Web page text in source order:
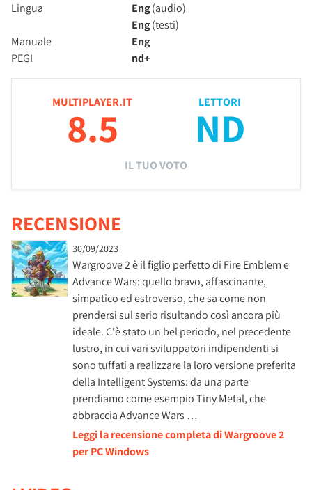
Lingua
Eng(audio)
Eng(testi)
Manuale
Eng
PEGI
nd+
MULTIPLAYER.IT
8.5
LETTORI
ND
IL TUO VOTO
RECENSIONE
30/09/2023
Wargroove 2 è il figlio perfetto di Fire Emblem e
Advance Wars: quello bravo, affascinante,
simpatico ed estroverso, che sa come non
prendersi sul serio risultando così ancora più
ideale. C'è stato un bel periodo, nel precedente
lustro, in cui vari sviluppatori indipendenti si
sono tuffati a realizzare la loro versione preferita
della Intelligent Systems: da una parte
prendiamo come esempio Tiny Metal, che
abbraccia Advance Wars …
Leggi la recensione completa di Wargroove 2
per PC Windows